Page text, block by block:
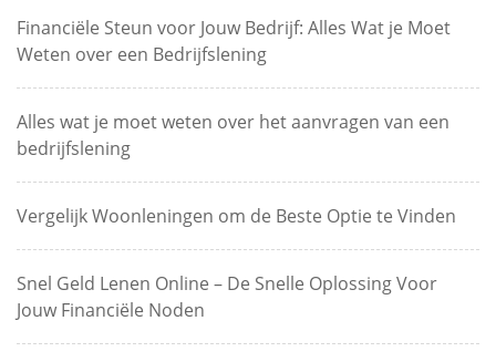
Financiële Steun voor Jouw Bedrijf: Alles Wat je Moet
Weten over een Bedrijfslening
Alles wat je moet weten over het aanvragen van een
bedrijfslening
Vergelijk Woonleningen om de Beste Optie te Vinden
Snel Geld Lenen Online – De Snelle Oplossing Voor
Jouw Financiële Noden